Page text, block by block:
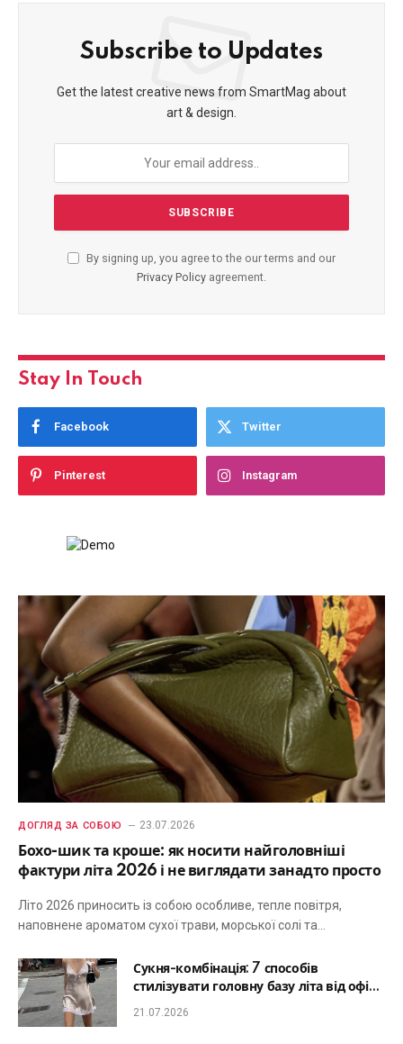
Subscribe to Updates
Get the latest creative news from SmartMag about
art & design.
By signing up, you agree to the our terms and our
Privacy Policy agreement.
Stay In Touch
Facebook Twitter
Pinterest Instagram
ДОГЛЯД ЗА СОБОЮ 23.07.2026
Бохо-шик та кроше: як носити найголовніші
фактури літа 2026 і не виглядати занадто просто
Літо 2026 приносить із собою особливе, тепле повітря,
наповнене ароматом сухої трави, морської солі та…
Сукня-комбінація: 7 способів
стилізувати головну базу літа від офісу
до романтичної вечері
21.07.2026